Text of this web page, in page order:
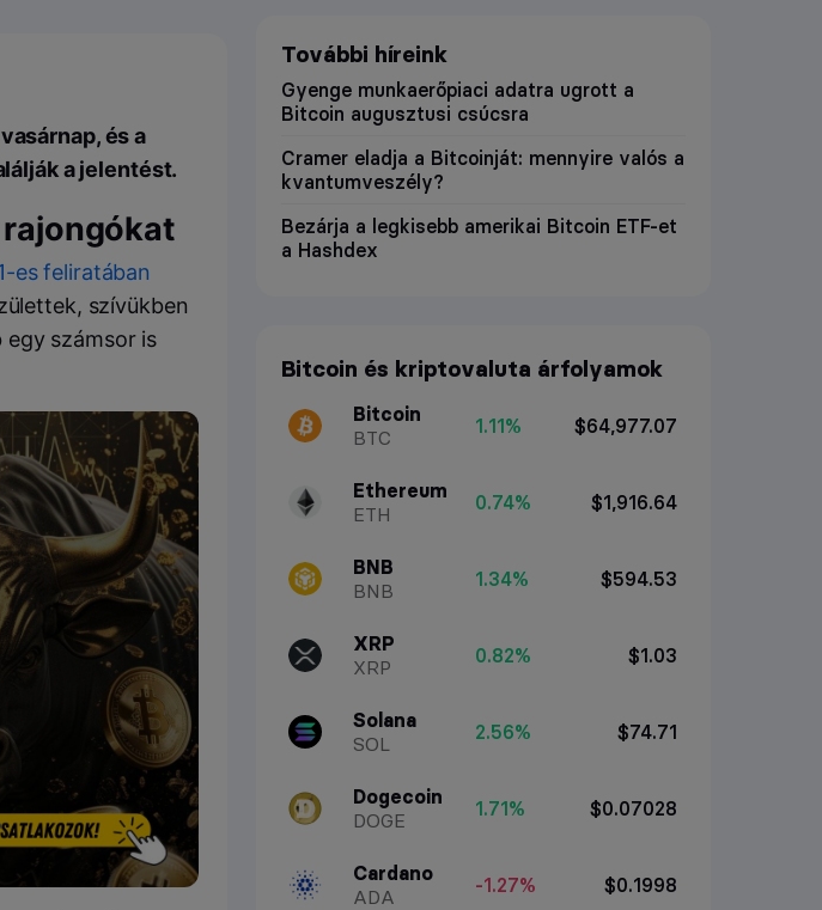
és a
a jelentést.
rajongókat
es feliratában
szívükben
számsor is
További híreink
Gyenge munkaerőpiaci adatra ugrott a
Bitcoin augusztusi csúcsra
Cramer eladja a Bitcoinját: mennyire valós a
kvantumveszély?
Bezárja a legkisebb amerikai Bitcoin ETF-et
a Hashdex
Bitcoin és kriptovaluta árfolyamok
Bitcoin
BTC
1.11% $64,977.07
Ethereum
ETH
0.74% $1,916.64
BNB
BNB
1.34% $594.53
XRP
XRP
0.82% $1.03
Solana
SOL
2.56% $74.71
Dogecoin
DOGE
1.71% $0.07028
Cardano
ADA
-1.27% $0.1998